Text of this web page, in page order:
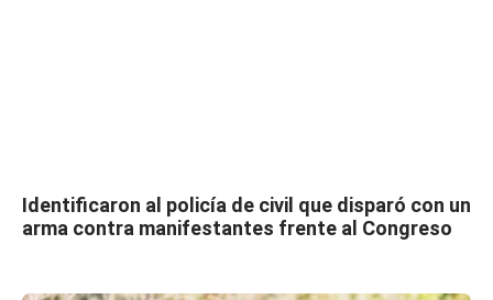
Identificaron al policía de civil que disparó con un
arma contra manifestantes frente al Congreso